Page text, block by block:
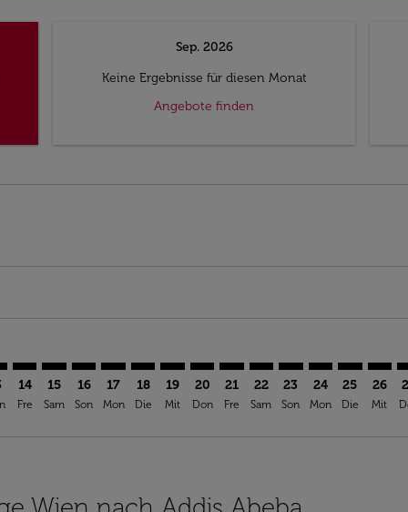
Sep. 2026
Keine Ergebnisse für diesen Monat
Angebote finden
14
Fre
15
Sam
16
Son
17
Mon
18
Die
19
Mit
VIE–ADD: cmp-view-offers-
20
Don
VIE–ADD: cmp-view-
21
Fre
VIE–ADD: cmp-view-
22
Sam
VIE–ADD: cmp-
23
Son
VIE–ADD:
24
Mon
25
Die
26
Mit